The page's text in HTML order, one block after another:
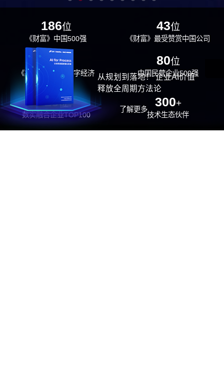
186位
《财富》中国500强
43位
《财富》最受赞赏中国公司
29位
《福布斯》中国数字经济
100强
80位
中国民营企业500强
26位
数实融合企业TOP100
300+
技术生态伙伴
从规划到落地！ 企业AI价值
释放全周期方法论
了解更多